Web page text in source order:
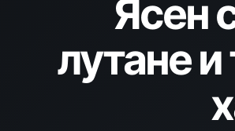
Ясен
лутане